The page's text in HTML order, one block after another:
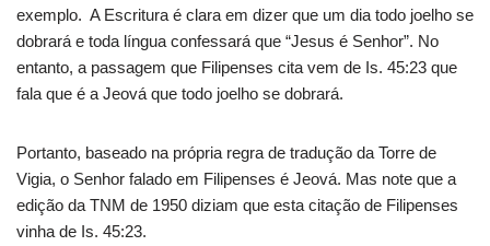
exemplo. A Escritura é clara em dizer que um dia todo joelho se
dobrará e toda língua confessará que “Jesus é Senhor”. No
entanto, a passagem que Filipenses cita vem de Is. 45:23 que
fala que é a Jeová que todo joelho se dobrará.
Portanto, baseado na própria regra de tradução da Torre de
Vigia, o Senhor falado em Filipenses é Jeová. Mas note que a
edição da TNM de 1950 diziam que esta citação de Filipenses
vinha de Is. 45:23.